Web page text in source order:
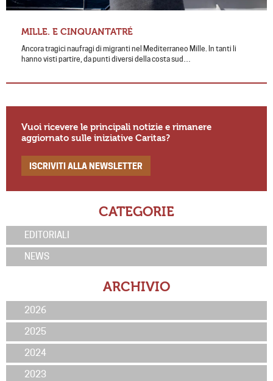
MILLE. E CINQUANTATRÉ
Ancora tragici naufragi di migranti nel Mediterraneo Mille. In tanti li
hanno visti partire, da punti diversi della costa sud…
Vuoi ricevere le principali notizie e rimanere
aggiornato sulle iniziative Caritas?
ISCRIVITI ALLA NEWSLETTER
CATEGORIE
EDITORIALI
NEWS
ARCHIVIO
2026
2025
2024
2023